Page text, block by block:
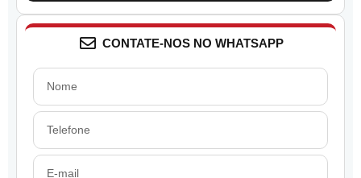
CONTATE-NOS NO WHATSAPP